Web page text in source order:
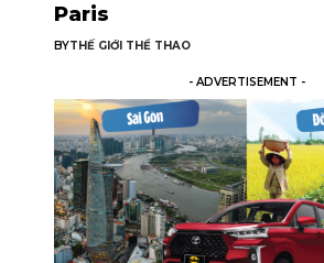
Paris
BYTHẾ GIỚI THỂ THAO
- ADVERTISEMENT -